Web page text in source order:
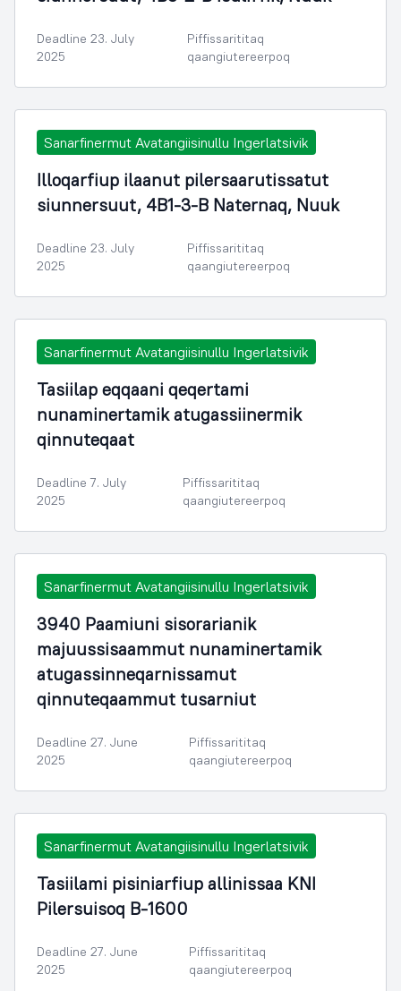
Deadline 23. July
2025
Piffissarititaq
qaangiutereerpoq
Sanarfinermut Avatangiisinullu Ingerlatsivik
Illoqarfiup ilaanut pilersaarutissatut
siunnersuut, 4B1-3-B Naternaq, Nuuk
Deadline 23. July
2025
Piffissarititaq
qaangiutereerpoq
Sanarfinermut Avatangiisinullu Ingerlatsivik
Tasiilap eqqaani qeqertami
nunaminertamik atugassiinermik
qinnuteqaat
Deadline 7. July
2025
Piffissarititaq
qaangiutereerpoq
Sanarfinermut Avatangiisinullu Ingerlatsivik
3940 Paamiuni sisorarianik
majuussisaammut nunaminertamik
atugassinneqarnissamut
qinnuteqaammut tusarniut
Deadline 27. June
2025
Piffissarititaq
qaangiutereerpoq
Sanarfinermut Avatangiisinullu Ingerlatsivik
Tasiilami pisiniarfiup allinissaa KNI
Pilersuisoq B-1600
Deadline 27. June
2025
Piffissarititaq
qaangiutereerpoq